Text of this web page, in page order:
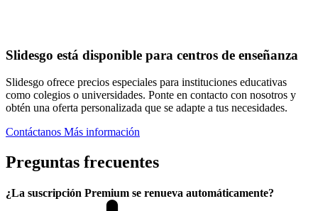
Slidesgo está disponible para centros de enseñanza
Slidesgo ofrece precios especiales para instituciones educativas
como colegios o universidades. Ponte en contacto con nosotros y
obtén una oferta personalizada que se adapte a tus necesidades.
Contáctanos Más información
Preguntas frecuentes
¿La suscripción Premium se renueva automáticamente?